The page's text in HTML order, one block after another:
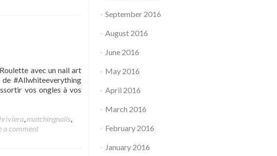
avec un nail art
de #Allwhiteeverything
vos ongles à vos
, matchingnails,
a comment
September 2016
August 2016
June 2016
May 2016
April 2016
March 2016
February 2016
January 2016